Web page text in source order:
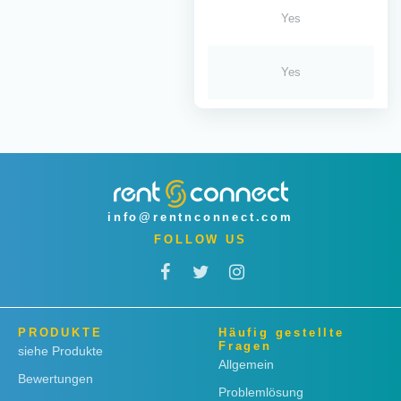
Yes
Yes
info@rentnconnect.com
FOLLOW US
PRODUKTE
siehe Produkte
Bewertungen
Häufig gestellte
Fragen
Allgemein
Problemlösung